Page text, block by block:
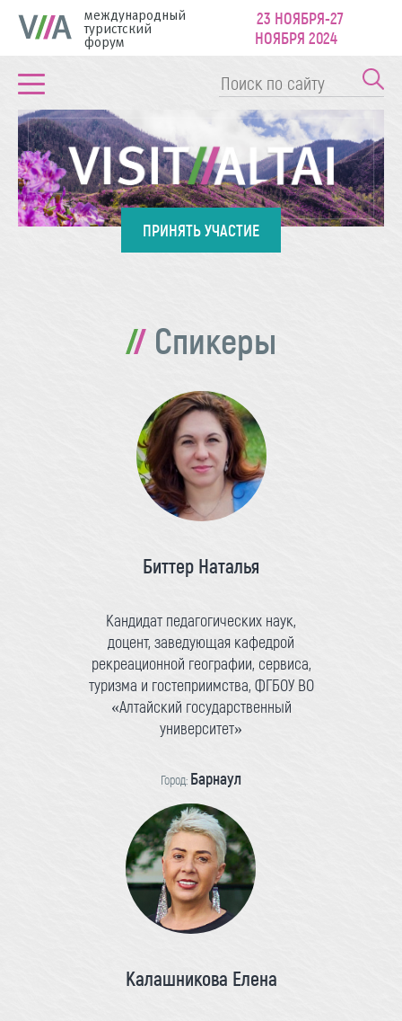
международный
туристский
форум
23 НОЯБРЯ-27
НОЯБРЯ 2024
ПРИНЯТЬ УЧАСТИЕ
Спикеры
Биттер Наталья
Кандидат педагогических наук,
доцент, заведующая кафедрой
рекреационной географии, сервиса,
туризма и гостеприимства, ФГБОУ ВО
«Алтайский государственный
университет»
Город: Барнаул
Калашникова Елена